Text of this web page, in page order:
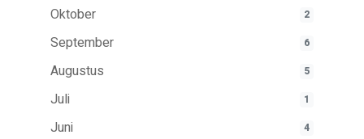
Oktober 2
September 6
Augustus 5
Juli 1
Juni 4